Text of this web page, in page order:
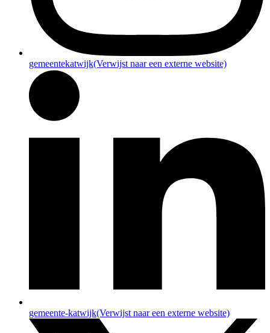
gemeentekatwijk(Verwijst naar een externe website)
gemeente-katwijk(Verwijst naar een externe website)